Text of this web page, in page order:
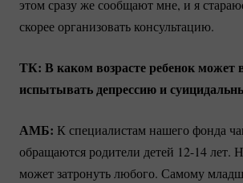
этом сразу же сообщают мне, и я
скорее организовать консультацию.
ТК: В каком возрасте ребенок может
испытывать депрессию и
АМБ: К специалистам нашего фонда
обращаются родители детей 12-14 лет.
может затронуть любого. Самому